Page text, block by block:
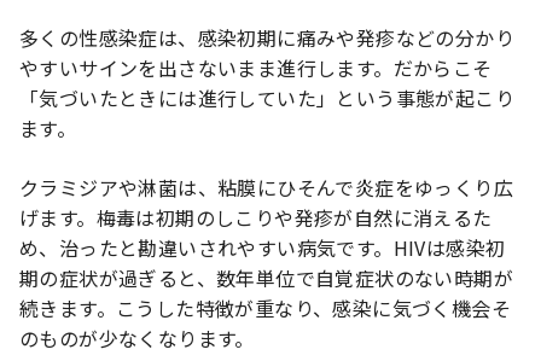
多くの性感染症は、感染初期に痛みや発疹などの分かり
やすいサインを出さないまま進行します。だからこそ
「気づいたときには進行していた」という事態が起こり
ます。
クラミジアや淋菌は、粘膜にひそんで炎症をゆっくり広
げます。梅毒は初期のしこりや発疹が自然に消えるた
め、治ったと勘違いされやすい病気です。HIVは感染初
期の症状が過ぎると、数年単位で自覚症状のない時期が
続きます。こうした特徴が重なり、感染に気づく機会そ
のものが少なくなります。